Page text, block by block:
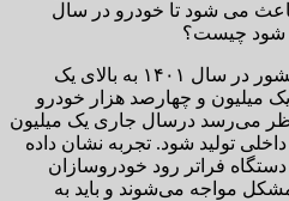
باعث می شود تا خودرو در سال
شود چیست؟
بعد از چهار سال متوالی تولید کشور در سال ۱۴۰۱ به بالای یک
میلیون و چهارصد هزار خودرو
می‌رسد درسال جاری یک میلیون
تولید شود. تجربه نشان داده
فراتر رود خودروسازان
مواجه می‌شوند و باید به